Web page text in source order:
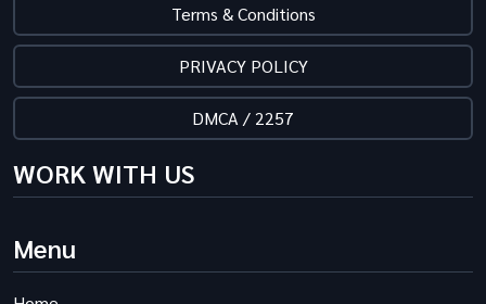
Terms & Conditions
PRIVACY POLICY
DMCA / 2257
WORK WITH US
Menu